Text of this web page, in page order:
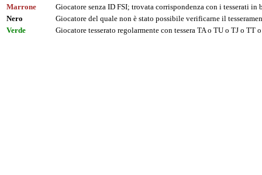
Marrone
Giocatore senza ID FSI; trovata corrispondenza con i tesserati
Nero
Giocatore del quale non è stato possibile verificarne il
Verde
Giocatore tesserato regolarmente con tessera TA o TU o TJ o TT